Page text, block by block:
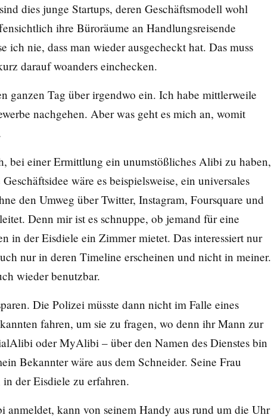
dies junge Startups, deren Geschäftsmodell wohl
ihre Büroräume an Handlungsreisende
ich nie, dass man wieder ausgecheckt hat. Das muss
darauf woanders einchecken.
ganzen Tag über irgendwo ein. Ich habe mittlerweile
nachgehen. Aber was geht es mich an, womit
bei einer Ermittlung ein unumstößliches Alibi zu haben,
wäre es beispielsweise, ein universales
den Umweg über Twitter, Instagram, Foursquare und
Denn mir ist es schnuppe, ob jemand für eine
in der Eisdiele ein Zimmer mietet. Das interessiert nur
nur in deren Timeline erscheinen und nicht in meiner.
wieder benutzbar.
Die Polizei müsste dann nicht im Falle eines
fahren, um sie zu fragen, wo denn ihr Mann zur
oder MyAlibi – über den Namen des Dienstes bin
Bekannter wäre aus dem Schneider. Seine Frau
der Eisdiele zu erfahren.
kann von seinem Handy aus rund um die Uhr